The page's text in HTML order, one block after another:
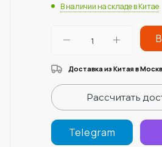
В наличии на складе в Китае
Доставка из Китая в
Рассчитать
Telegram